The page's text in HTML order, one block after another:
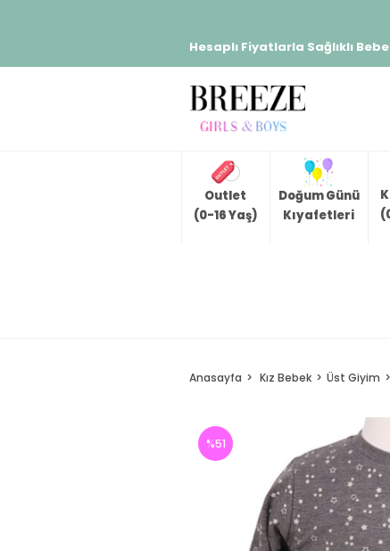
Hesaplı Fiyatlarla Sağlıklı
Outlet
(0-16 Yaş)
Doğum Günü
Kıyafetleri
Anasayfa Kız Bebek Üst Giyim
%51